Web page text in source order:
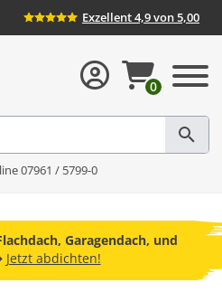
Exzellent 4,9 von 5,00
07961 / 5799-0
0
Garagendach, und
Jetzt abdichten!